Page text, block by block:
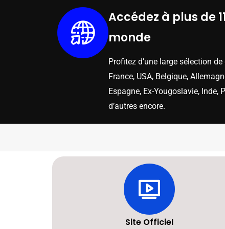
Accédez à plus de
monde
Profitez d’une large sélection
France, USA, Belgique,
Espagne, Ex-Yougoslavie, Inde,
d’autres encore.
Site Officiel